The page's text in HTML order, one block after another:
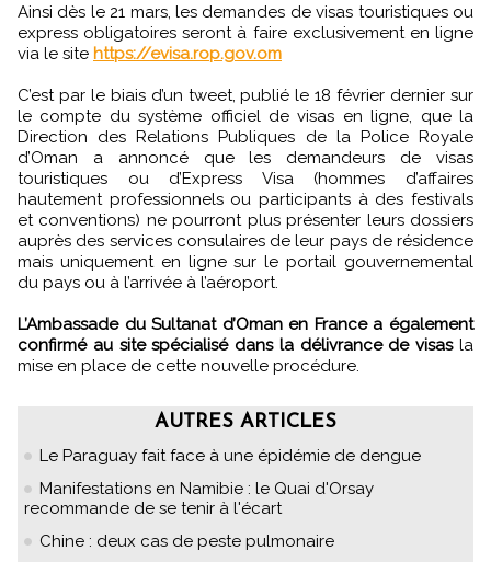
Ainsi dès le 21 mars, les demandes de visas touristiques ou
express obligatoires seront à faire exclusivement en ligne
via le site https://evisa.rop.gov.om
C’est par le biais d’un tweet, publié le 18 février dernier sur
le compte du système officiel de visas en ligne, que la
Direction des Relations Publiques de la Police Royale
d’Oman a annoncé que les demandeurs de visas
touristiques ou d’Express Visa (hommes d’affaires
hautement professionnels ou participants à des festivals
et conventions) ne pourront plus présenter leurs dossiers
auprès des services consulaires de leur pays de résidence
mais uniquement en ligne sur le portail gouvernemental
du pays ou à l’arrivée à l’aéroport.
L’Ambassade du Sultanat d’Oman en France a également
confirmé au site spécialisé dans la délivrance de visasla
mise en place de cette nouvelle procédure.
AUTRES ARTICLES
Le Paraguay fait face à une épidémie de dengue
Manifestations en Namibie : le Quai d'Orsay
recommande de se tenir à l'écart
Chine : deux cas de peste pulmonaire